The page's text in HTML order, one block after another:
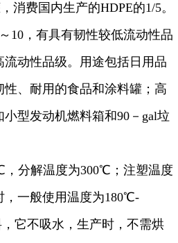
消费国内生产的HDPE的1/5。
10，有具有韧性较低流动性品
动性品级。用途包括日用品
、耐用的食品和涂料罐；高
型发动机燃料箱和90－gal垃
，分解温度为300℃；注塑温度
，一般使用温度为180℃-
它不吸水，生产时，不需烘